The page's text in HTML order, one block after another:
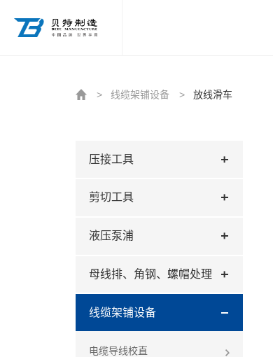
> 线缆架铺设备 > 放线滑车
压接工具
剪切工具
液压泵浦
母线排、角钢、螺帽处理
线缆架铺设备
电缆导线校直